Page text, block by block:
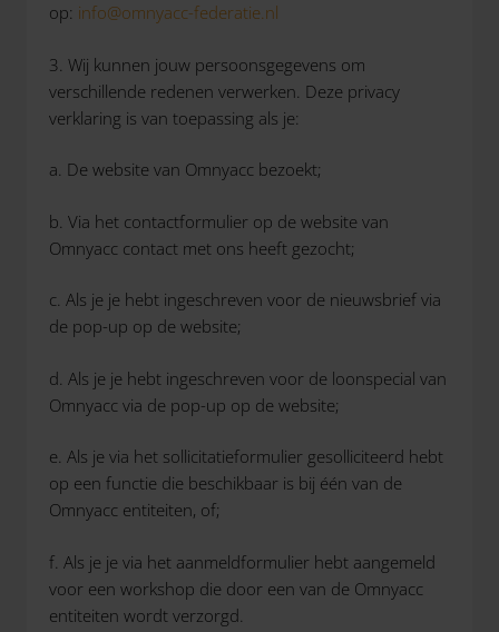
op: info@omnyacc-federatie.nl
3. Wij kunnen jouw persoonsgegevens om
verschillende redenen verwerken. Deze privacy
verklaring is van toepassing als je:
a. De website van Omnyacc bezoekt;
b. Via het contactformulier op de website van
Omnyacc contact met ons heeft gezocht;
c. Als je je hebt ingeschreven voor de nieuwsbrief via
de pop-up op de website;
d. Als je je hebt ingeschreven voor de loonspecial van
Omnyacc via de pop-up op de website;
e. Als je via het sollicitatieformulier gesolliciteerd hebt
op een functie die beschikbaar is bij één van de
Omnyacc entiteiten, of;
f. Als je je via het aanmeldformulier hebt aangemeld
voor een workshop die door een van de Omnyacc
entiteiten wordt verzorgd.